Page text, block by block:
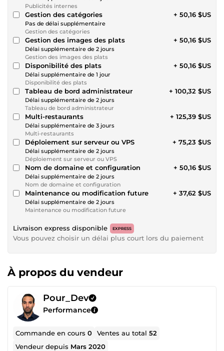
Publicités internes
Gestion des catégories
Pas de délai supplémentaire
Gestion des catégories
+ 50,16 $US
Gestion des images des plats
Délai supplémentaire de 2 jours
Gestion des images des plats
+ 50,16 $US
Disponibilité des plats
Délai supplémentaire de 1 jour
Disponibilité des plats
+ 50,16 $US
Tableau de bord administrateur
Délai supplémentaire de 2 jours
Tableau de bord administrateur
+ 100,32 $US
Multi-restaurants
Délai supplémentaire de 3 jours
Multi-restaurants
+ 125,39 $US
Déploiement sur serveur ou VPS
Délai supplémentaire de 2 jours
Déploiement sur serveur ou VPS
+ 75,23 $US
Nom de domaine et configuration
Délai supplémentaire de 2 jours
Nom de domaine et configuration
+ 50,16 $US
Maintenance ou modification future
Délai supplémentaire de 2 jours
Maintenance ou modification future
+ 37,62 $US
Livraison express disponible EXPRESS
Vous pouvez choisir un délai plus court lors du paiement
À propos du vendeur
Pour_Dev
Performance
Commande en cours0 Ventes au total52
Vendeur depuis Mars 2020